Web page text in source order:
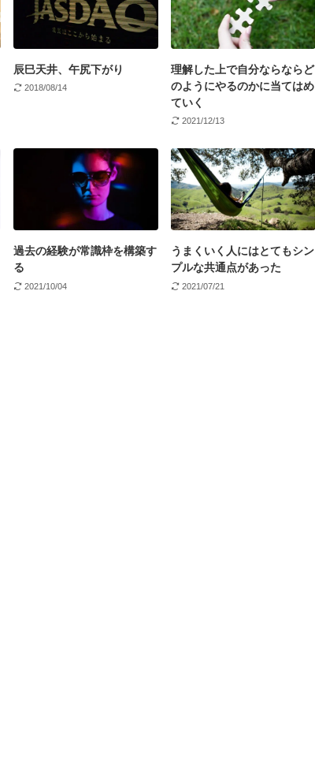
辰巳天井、午尻下がり
2018/08/14
理解した上で自分ならならど
のようにやるのかに当てはめ
ていく
2021/12/13
過去の経験が常識枠を構築す
る
2021/10/04
うまくいく人にはとてもシン
プルな共通点があった
2021/07/21